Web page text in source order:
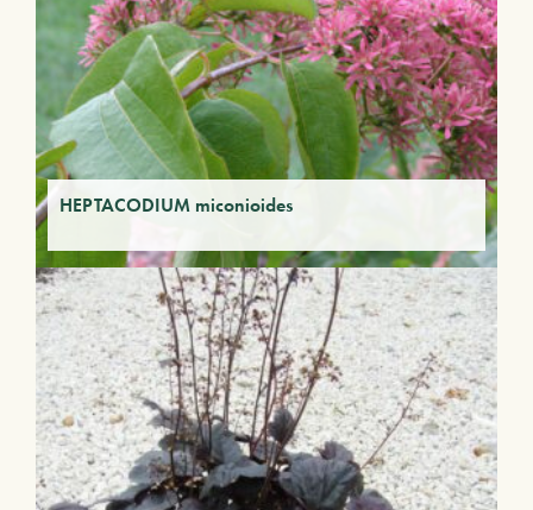
HEPTACODIUM miconioides